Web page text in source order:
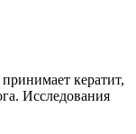
кератит,
Исследования